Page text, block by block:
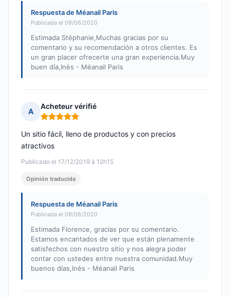
Respuesta de Méanail Paris
Publicada el 09/06/2020
Estimada Stéphanie,Muchas gracias por su
comentario y su recomendación a otros clientes. Es
un gran placer ofrecerte una gran experiencia.Muy
buen día,Inès - Méanail Paris
A
Acheteur vérifié
Nota: 5 de 5
Publicado el 17/12/2019 à 12h15
Un sitio fácil, lleno de productos y con precios
atractivos
Opinión traducida
Respuesta de Méanail Paris
Publicada el 09/06/2020
Estimada Florence, gracias por su comentario.
Estamos encantados de ver que están plenamente
satisfechos con nuestro sitio y nos alegra poder
contar con ustedes entre nuestra comunidad.Muy
buenos días,Inès - Méanail Paris